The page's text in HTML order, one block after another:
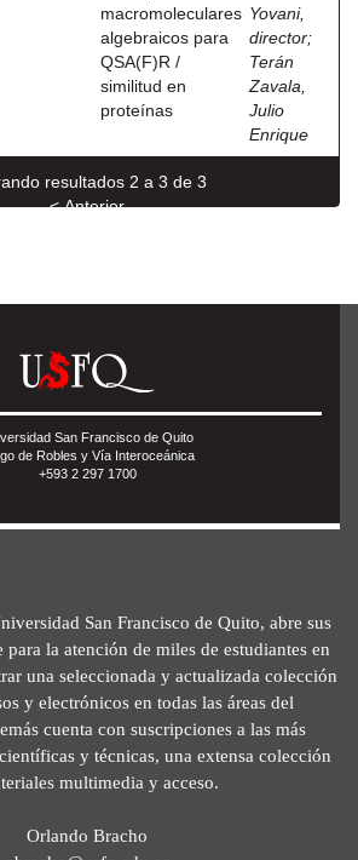
macromoleculares
algebraicos para
QSA(F)R /
similitud en
proteínas
Yovani,
director;
Terán
Zavala,
Julio
Enrique
resultados 2 a 3 de 3
< Anterior
San Francisco de Quito
de Robles y Vía Interoceánica
+593 2 297 1700
San Francisco de Quito, abre sus
la atención de miles de estudiantes en
una seleccionada y actualizada colección
y electrónicos en todas las áreas del
cuenta con suscripciones a las más
y técnicas, una extensa colección
multimedia y acceso.
Orlando Bracho